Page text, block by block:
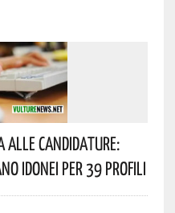
Alle Candidature:
Idonei Per 39 Profili